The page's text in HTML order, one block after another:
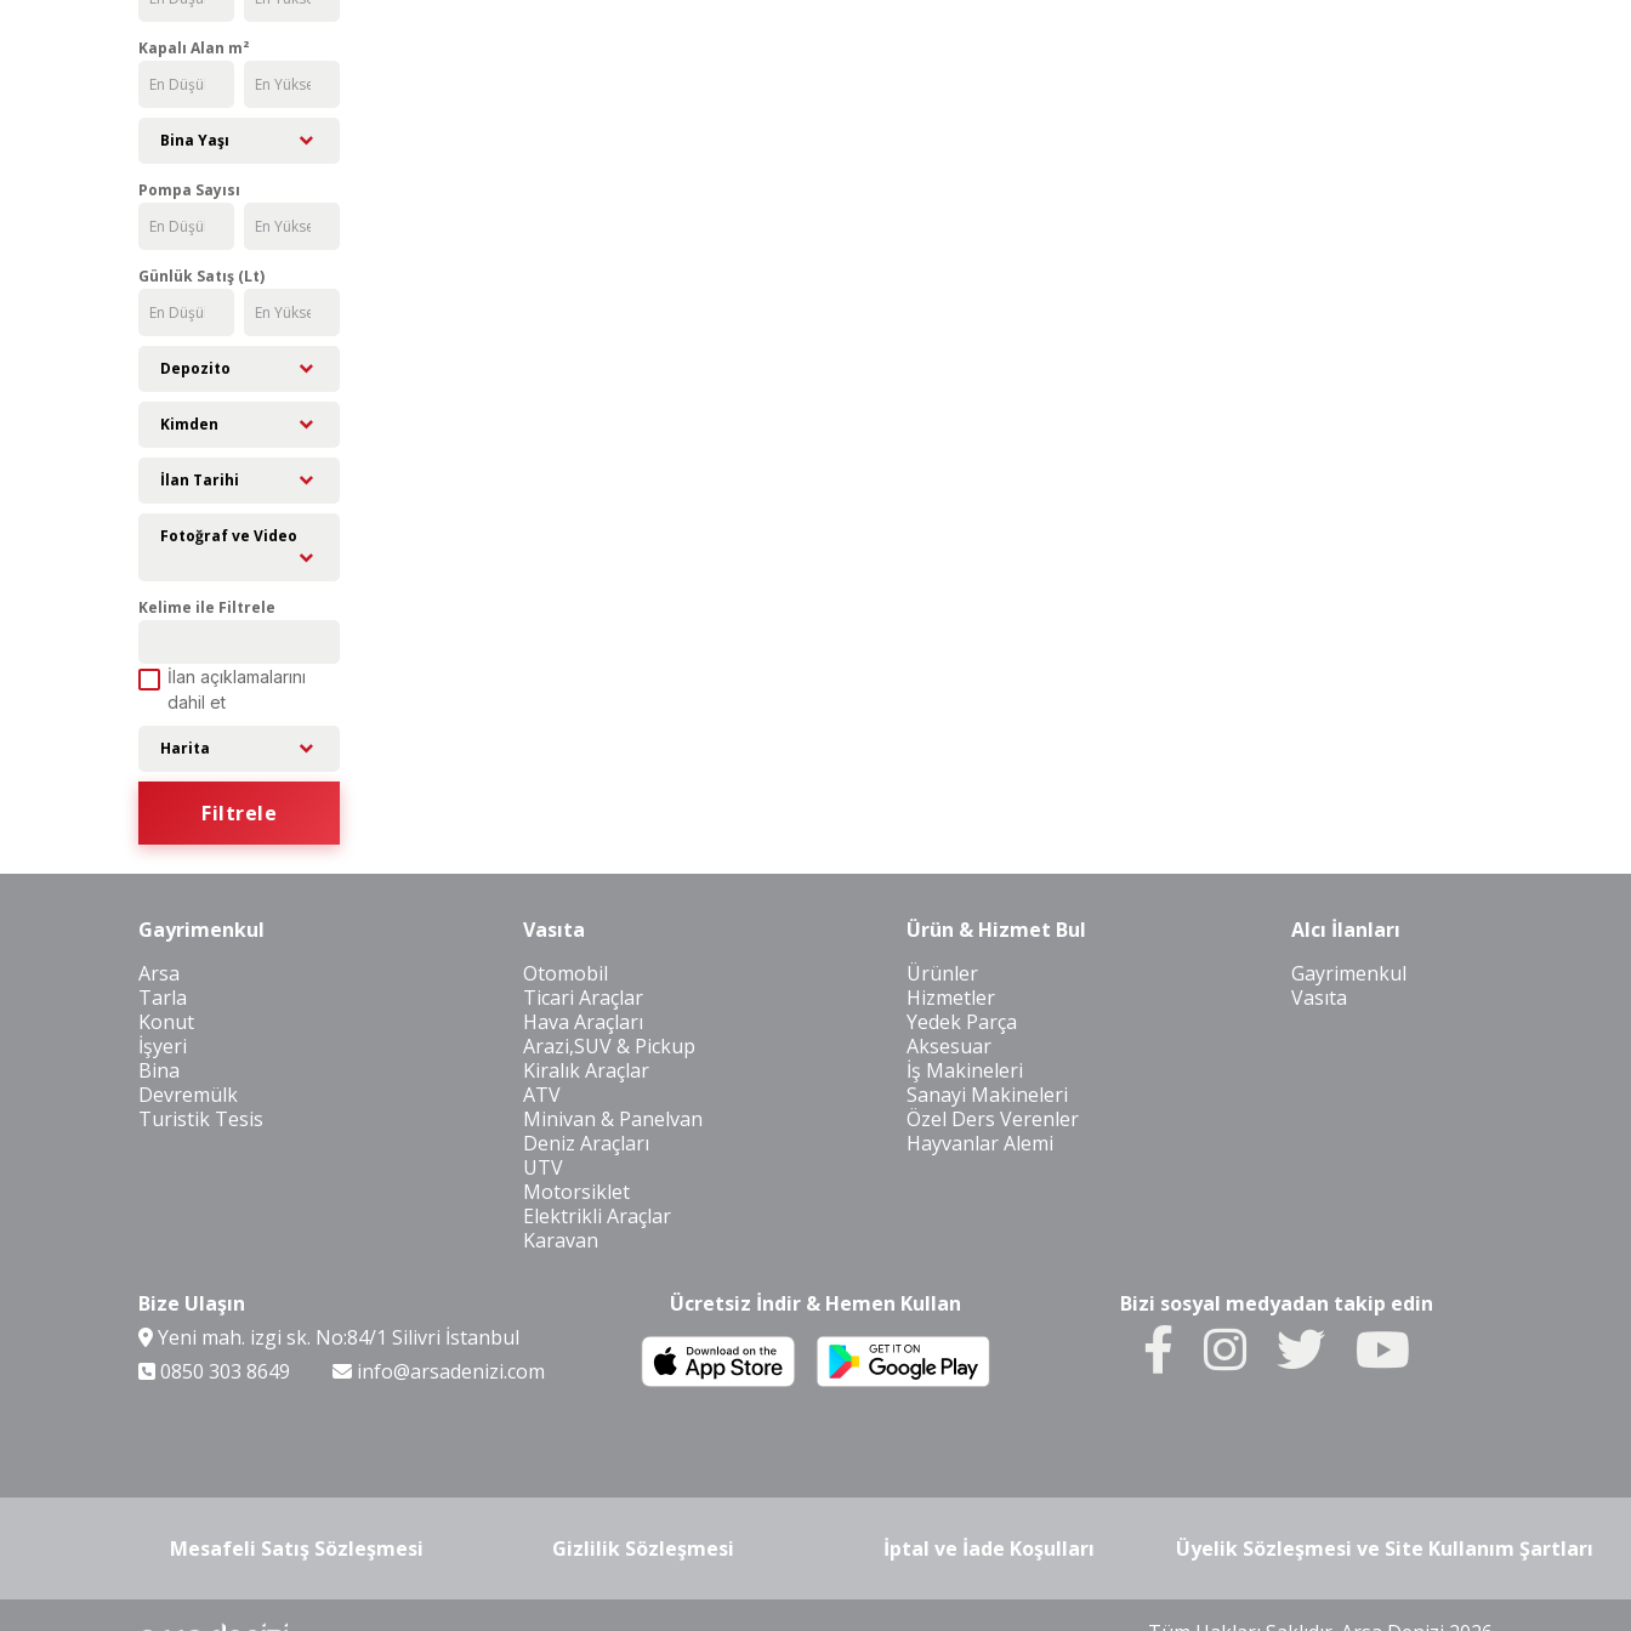
Kapalı Alan m²
Bina Yaşı
Pompa Sayısı
Günlük Satış (Lt)
Depozito
Kimden
İlan Tarihi
Fotoğraf ve Video
Kelime ile Filtrele
İlan açıklamalarını
dahil et
Harita
Filtrele
Gayrimenkul
Arsa
Tarla
Konut
İşyeri
Bina
Devremülk
Turistik Tesis
Vasıta
Otomobil
Ticari Araçlar
Hava Araçları
Arazi,SUV & Pickup
Kiralık Araçlar
ATV
Minivan & Panelvan
Deniz Araçları
UTV
Motorsiklet
Elektrikli Araçlar
Karavan
Ürün & Hizmet Bul
Ürünler
Hizmetler
Yedek Parça
Aksesuar
İş Makineleri
Sanayi Makineleri
Özel Ders Verenler
Hayvanlar Alemi
Alcı İlanları
Gayrimenkul
Vasıta
Bize Ulaşın
Yeni mah. izgi sk. No:84/1 Silivri İstanbul
0850 303 8649
info@arsadenizi.com
Ücretsiz İndir & Hemen Kullan Bizi sosyal medyadan takip edin
Mesafeli Satış Sözleşmesi Gizlilik Sözleşmesi İptal ve İade Koşulları Üyelik Sözleşmesi ve Site Kullanım Şartları